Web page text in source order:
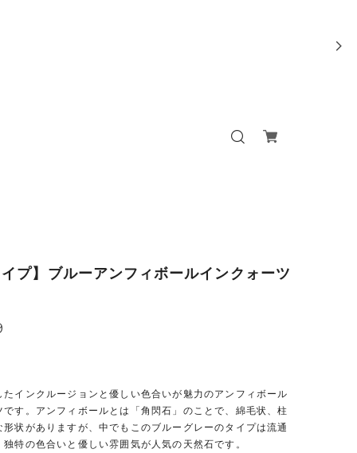
プ】ブルーアンフィボールインクォーツ
たインクルージョンと優しい色合いが魅力のアンフィボール
です。アンフィボールとは「角閃石」のことで、綿毛状、柱
形状がありますが、中でもこのブルーグレーのタイプは流通
独特の色合いと優しい雰囲気が人気の天然石です。